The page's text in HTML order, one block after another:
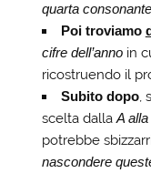
quarta
Poi troviamo
cifre dell’annoin
ricostruendo il
Subito dopo,
scelta dallaA alla
potrebbe
nascondere